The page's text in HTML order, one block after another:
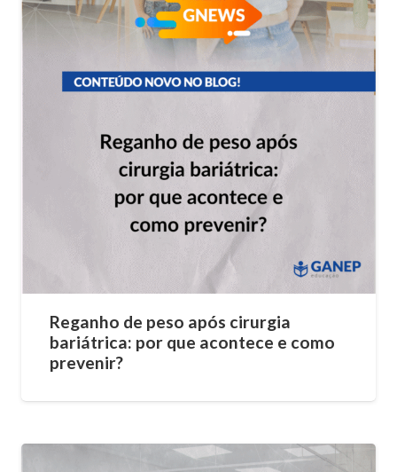
Reganho de peso após cirurgia
bariátrica: por que acontece e como
prevenir?